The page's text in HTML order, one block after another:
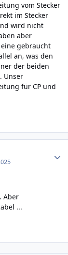
vom Stecker
im Stecker
wird nicht
aber
gebraucht
an, was den
der beiden
Unser
für CP und
Aber
...